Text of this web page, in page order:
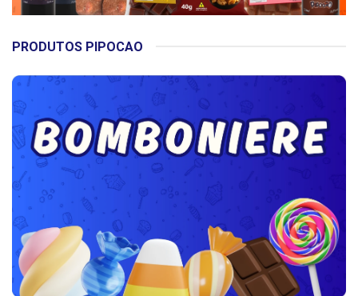
PRODUTOS PIPOCAO